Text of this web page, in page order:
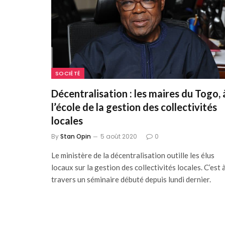
SOCIÉTÉ
Décentralisation : les maires du Togo,
l’école de la gestion des collectivités
locales
ByStan Opin 5 août 2020 0
Le ministère de la décentralisation outille les élus
locaux sur la gestion des collectivités locales. C’est
travers un séminaire débuté depuis lundi dernier.